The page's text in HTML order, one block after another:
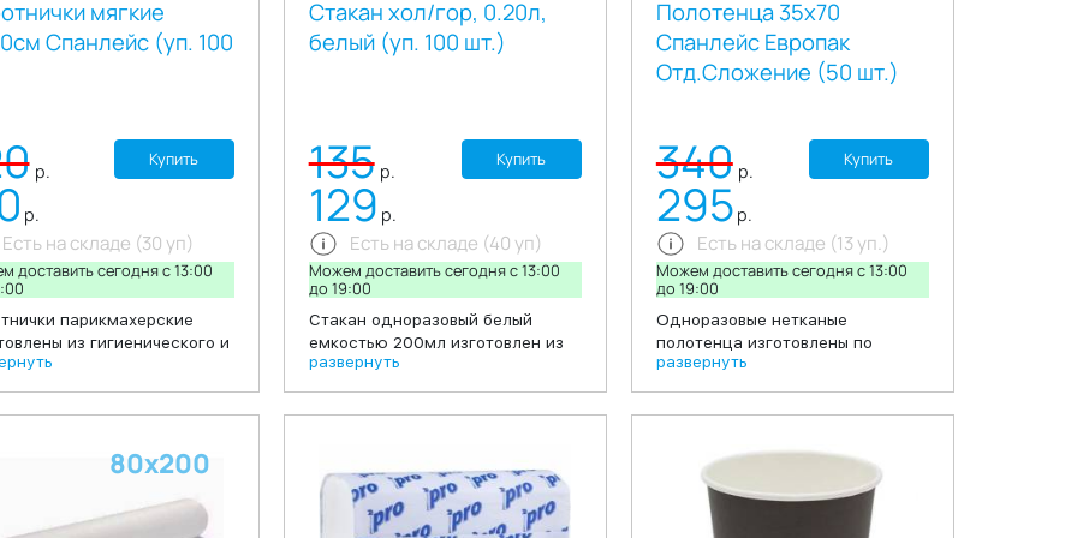
мягкие
Спанлейс (уп. 100
р.
р.
Купить
парикмахерские
из гигиенического и
материала
Воротнички шириной
40 сантиметров
таким свойствам
Спанлейса как
воротнички
Есть на складе (30 уп)
доставить сегодня c 13:00
Стакан хол/гор, 0.20л,
белый (уп. 100 шт.)
135 р.
129 р.
Купить
Стакан одноразовый белый
емкостью 200мл изготовлен из
экологически чистого полимера
– полипропилена. Подходит для
офисных столовых, предприятий
специализирующихся на
торговле одноразовой посудой.
Цвет: белый В упаковке: 100
развернуть
Есть на складе (40 уп)
Можем доставить сегодня c 13:00
до 19:00
Полотенца 35х70
Спанлейс Европак
Отд.Сложение (50 шт.)
340 р.
295 р.
Купить
Одноразовые нетканые
полотенца изготовлены по
технологии спанлейс. по
структуре, безворсовые
полотенца, обеспечивают
обеспечивает комфортность
проведения процедуры.
Используются для одноразового
применения, обеспечивая
развернуть
Есть на складе (13 уп.)
Можем доставить сегодня c 13:00
до 19:00
80х200